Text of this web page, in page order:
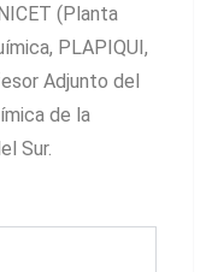
(Planta
PLAPIQUI,
Adjunto del
de la
Sur.